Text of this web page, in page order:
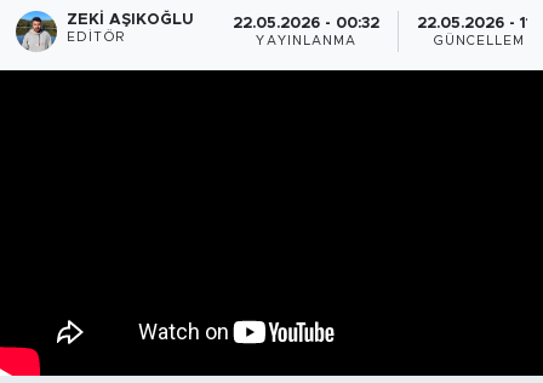
ZEKI AŞIKOĞLU
EDITÖR
22.05.2026 - 00:32
YAYINLANMA
22.05.2026 -
GÜNCELLEME